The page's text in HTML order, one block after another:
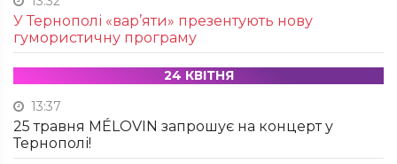
У Тернополі «вар’яти» презентують нову
гумористичну програму
24 КВІТНЯ
13:37
25 травня MÉLOVIN запрошує на концерт у
Тернополі!